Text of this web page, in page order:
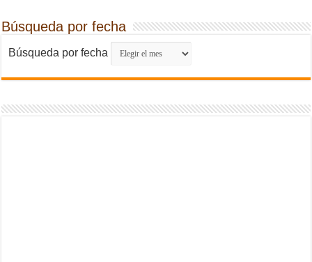
Búsqueda por fecha
Búsqueda por fecha